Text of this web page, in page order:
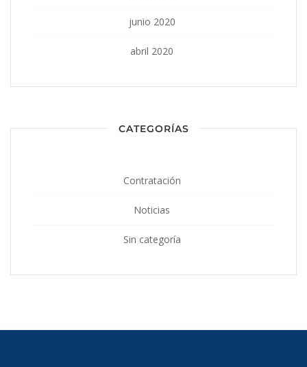
junio 2020
abril 2020
CATEGORÍAS
Contratación
Noticias
Sin categoría